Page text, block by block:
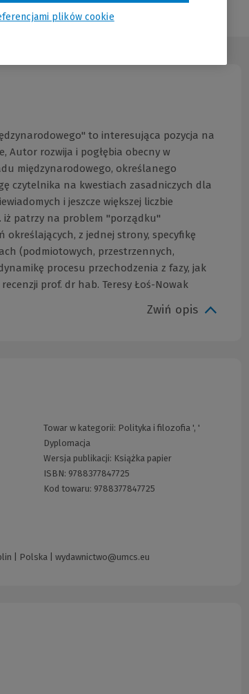
to interesująca pozycja na
Autor rozwija i pogłębia obecny w
międzynarodowego, określanego
czytelnika na kwestiach zasadniczych dla
i jeszcze większej liczbie
iż patrzy na problem "porządku"
z jednej strony, specyfikę
(podmiotowych, przestrzennych,
procesu przechodzenia z fazy, jak
prof. dr hab. Teresy Łoś-Nowak
Zwiń opis
Towar w kategorii: Polityka i filozofia', '
Dyplomacja
Wersja publikacji: Książka papier
ISBN: 9788377847725
Kod towaru: 9788377847725
| Polska | wydawnictwo@umcs.eu
plików cookie